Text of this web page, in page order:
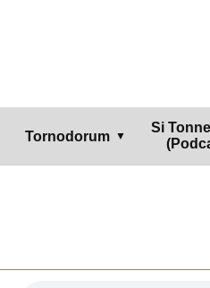
Tornodorum ▼
Si